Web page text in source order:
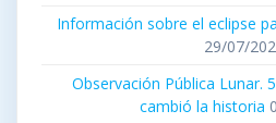
Información sobre el eclipse
29/07/
Observación Pública Lunar.
cambió la historia